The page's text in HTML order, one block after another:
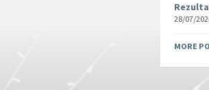
28/07/
MORE